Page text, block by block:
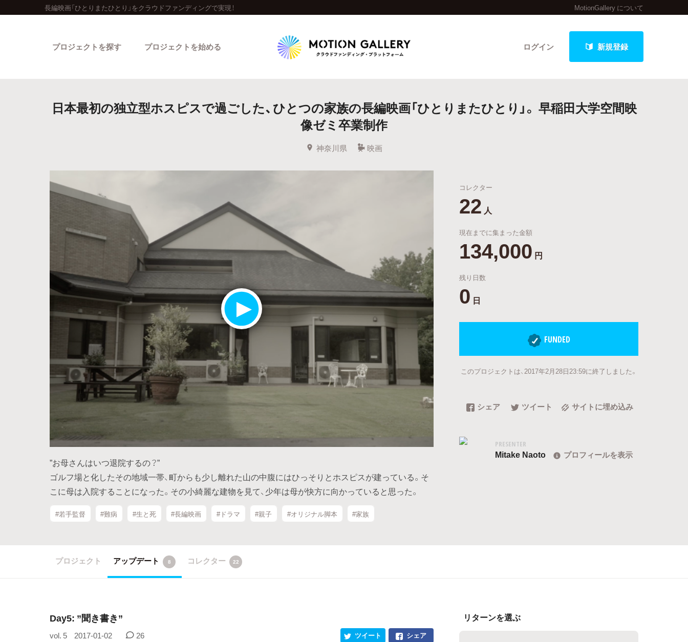
長編映画「ひとりまたひとり」をクラウドファンディングで実現！ MotionGallery について
ログイン 新規登録
プロジェクトを探す
人気のプロジェクト 新着プロジェクト 終了間近のプロジェクト
Feature
カテゴリーから探す タグから探す キュレーターから探す 特集から探す
最新達成プロジェクト
プロジェクトを始める
日本最初の独立型ホスピスで過ごした、ひとつの家族の長編映画「ひとりまたひとり」。 早稲田大学空間映
像ゼミ卒業制作
神奈川県 映画
”お母さんはいつ退院するの？”
ゴルフ場と化したその地域一帯、町からも少し離れた山の中腹にはひっそりとホスピスが建っている。そ
こに母は入院することになった。その小綺麗な建物を見て、少年は母が快方に向かっていると思った。
#若手監督 #難病 #生と死 #長編映画 #ドラマ #親子 #オリジナル脚本 #家族
コレクター
22 人
現在までに集まった金額
134,000 円
残り日数
0 日
FUNDED
このプロジェクトは、2017年2月28日23:59に終了しました。
シェア ツイート サイトに埋め込み
PRESENTER
Mitake Naoto プロフィールを表示
プロジェクト アップデート 8 コレクター 22
Day5: ”聞き書き”
vol. 5 2017-01-02 26 シェア
ツイート
リターンを選ぶ